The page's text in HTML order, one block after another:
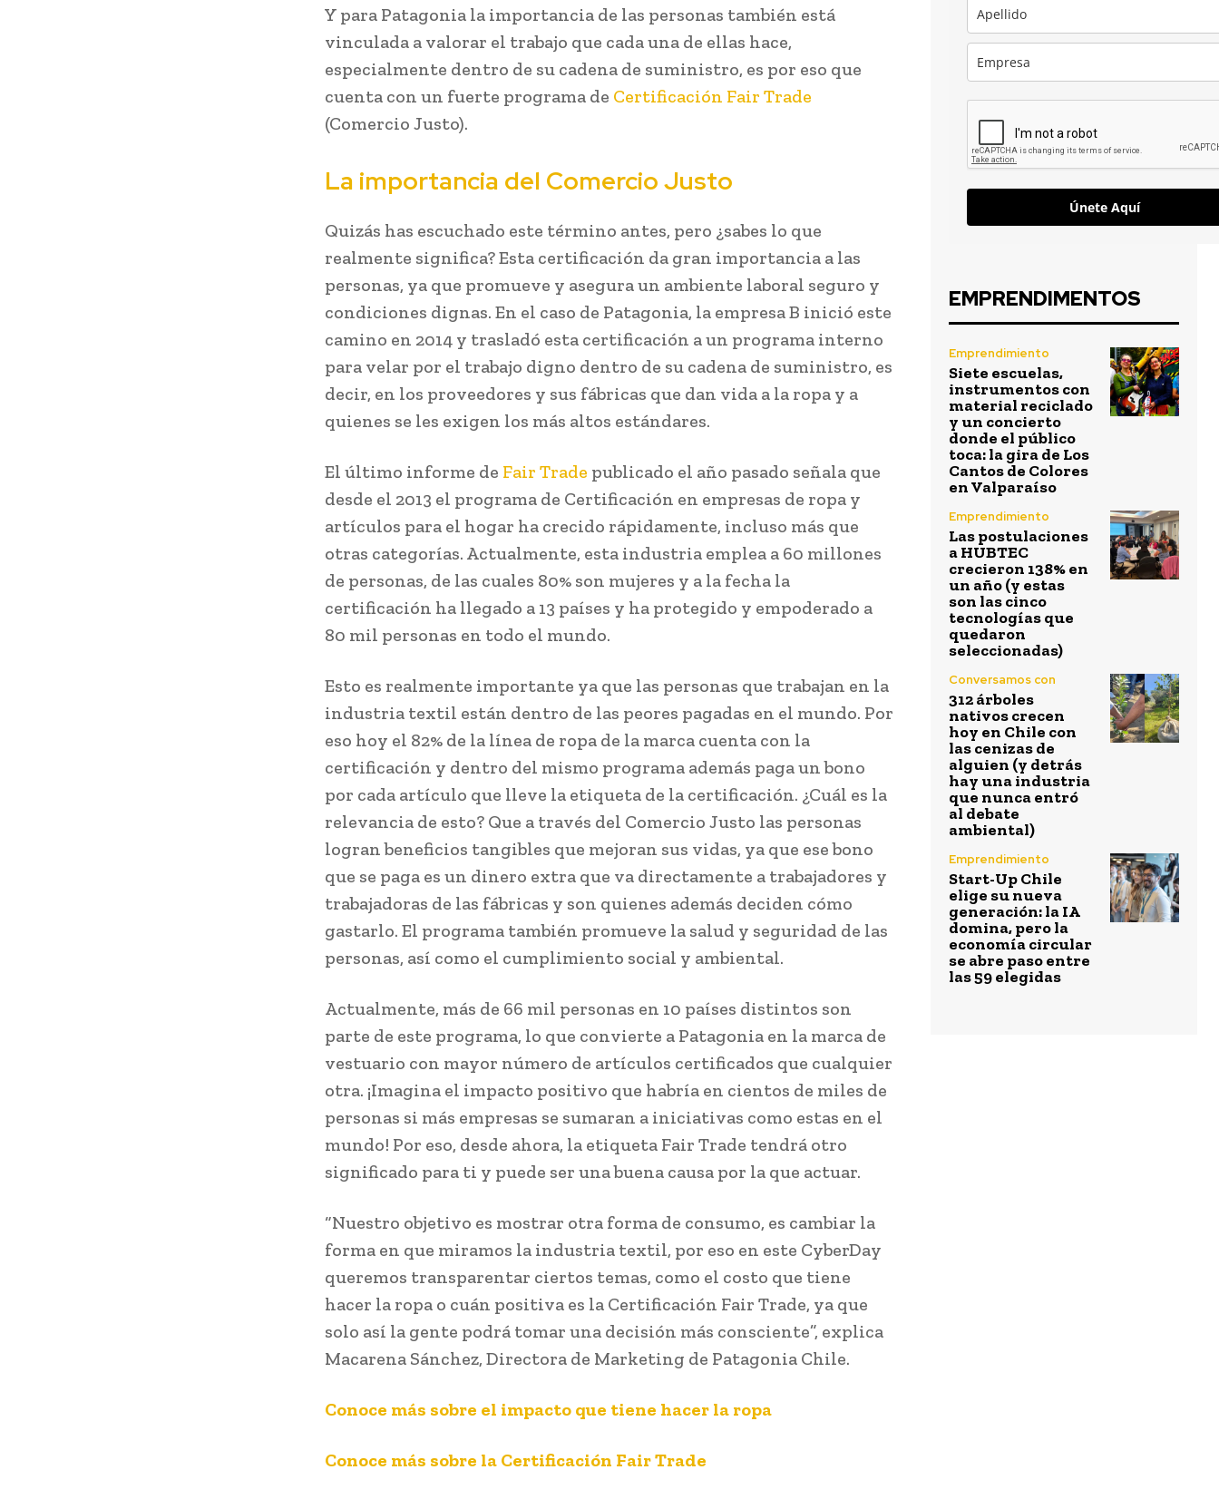
Y para Patagonia la importancia de las personas también está
vinculada a valorar el trabajo que cada una de ellas hace,
especialmente dentro de su cadena de suministro, es por eso que
cuenta con un fuerte programa de Certificación Fair Trade
(Comercio Justo).
La importancia del Comercio Justo
Quizás has escuchado este término antes, pero ¿sabes lo que
realmente significa? Esta certificación da gran importancia a las
personas, ya que promueve y asegura un ambiente laboral seguro y
condiciones dignas. En el caso de Patagonia, la empresa B inició este
camino en 2014 y trasladó esta certificación a un programa interno
para velar por el trabajo digno dentro de su cadena de suministro, es
decir, en los proveedores y sus fábricas que dan vida a la ropa y a
quienes se les exigen los más altos estándares.
El último informe de Fair Trade publicado el año pasado señala que
desde el 2013 el programa de Certificación en empresas de ropa y
artículos para el hogar ha crecido rápidamente, incluso más que
otras categorías. Actualmente, esta industria emplea a 60 millones
de personas, de las cuales 80% son mujeres y a la fecha la
certificación ha llegado a 13 países y ha protegido y empoderado a
80 mil personas en todo el mundo.
Esto es realmente importante ya que las personas que trabajan en la
industria textil están dentro de las peores pagadas en el mundo. Por
eso hoy el 82% de la línea de ropa de la marca cuenta con la
certificación y dentro del mismo programa además paga un bono
por cada artículo que lleve la etiqueta de la certificación. ¿Cuál es la
relevancia de esto? Que a través del Comercio Justo las personas
logran beneficios tangibles que mejoran sus vidas, ya que ese bono
que se paga es un dinero extra que va directamente a trabajadores y
trabajadoras de las fábricas y son quienes además deciden cómo
gastarlo. El programa también promueve la salud y seguridad de las
personas, así como el cumplimiento social y ambiental.
Actualmente, más de 66 mil personas en 10 países distintos son
parte de este programa, lo que convierte a Patagonia en la marca de
vestuario con mayor número de artículos certificados que cualquier
otra. ¡Imagina el impacto positivo que habría en cientos de miles de
personas si más empresas se sumaran a iniciativas como estas en el
mundo! Por eso, desde ahora, la etiqueta Fair Trade tendrá otro
significado para ti y puede ser una buena causa por la que actuar.
“Nuestro objetivo es mostrar otra forma de consumo, es cambiar la
forma en que miramos la industria textil, por eso en este CyberDay
queremos transparentar ciertos temas, como el costo que tiene
hacer la ropa o cuán positiva es la Certificación Fair Trade, ya que
solo así la gente podrá tomar una decisión más consciente”, explica
Macarena Sánchez, Directora de Marketing de Patagonia Chile.
Conoce más sobre el impacto que tiene hacer la ropa
Conoce más sobre la Certificación Fair Trade
Únete Aquí
EMPRENDIMENTOS
Emprendimiento
Siete escuelas,
instrumentos con
material reciclado
y un concierto
donde el público
toca: la gira de Los
Cantos de Colores
en Valparaíso
Emprendimiento
Las postulaciones
a HUBTEC
crecieron 138% en
un año (y estas
son las cinco
tecnologías que
quedaron
seleccionadas)
Conversamos con
312 árboles
nativos crecen
hoy en Chile con
las cenizas de
alguien (y detrás
hay una industria
que nunca entró
al debate
ambiental)
Emprendimiento
Start-Up Chile
elige su nueva
generación: la IA
domina, pero la
economía circular
se abre paso entre
las 59 elegidas